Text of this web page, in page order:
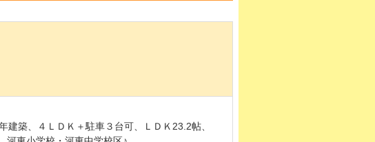
建築、４ＬＤＫ＋駐車３台可、ＬＤＫ23.2帖、